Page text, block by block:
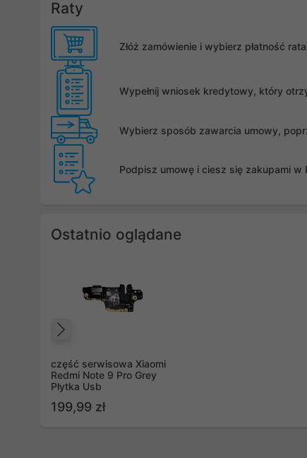
Raty
Złóż zamówienie i wybierz płatność
Wypełnij wniosek kredytowy, który
Wybierz sposób zawarcia umowy,
Podpisz umowę i ciesz się zakupami w
Ostatnio oglądane
część serwisowa Xiaomi
Redmi Note 9 Pro Grey
Płytka Usb
199,99 zł